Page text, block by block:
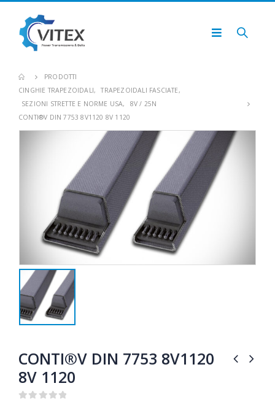
PRODOTTI
CINGHIE TRAPEZOIDALI, TRAPEZOIDALI FASCIATE,
SEZIONI STRETTE E NORME USA,
8V / 25N
CONTI®V DIN 7753 8V1120 8V 1120
CONTI®V DIN 7753 8V1120
8V 1120